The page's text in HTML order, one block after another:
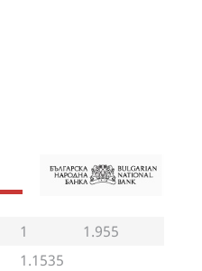
1
1.955
1.1535